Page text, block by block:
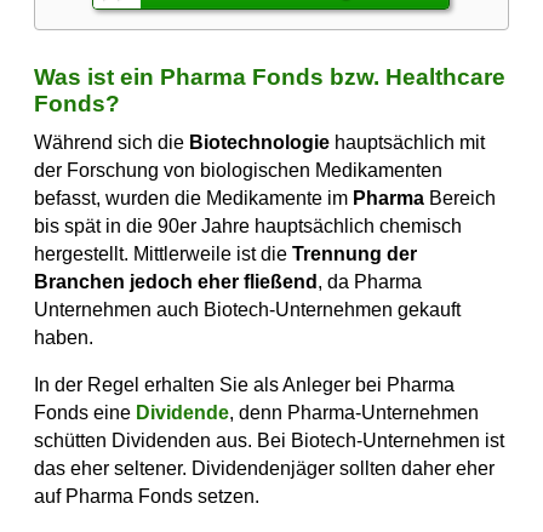
Was ist ein Pharma Fonds bzw. Healthcare
Fonds?
Während sich die Biotechnologie hauptsächlich mit
der Forschung von biologischen Medikamenten
befasst, wurden die Medikamente im Pharma Bereich
bis spät in die 90er Jahre hauptsächlich chemisch
hergestellt. Mittlerweile ist die Trennung der
Branchen jedoch eher fließend , da Pharma
Unternehmen auch Biotech-Unternehmen gekauft
haben.
In der Regel erhalten Sie als Anleger bei Pharma
Fonds eine Dividende, denn Pharma-Unternehmen
schütten Dividenden aus. Bei Biotech-Unternehmen ist
das eher seltener. Dividendenjäger sollten daher eher
auf Pharma Fonds setzen.